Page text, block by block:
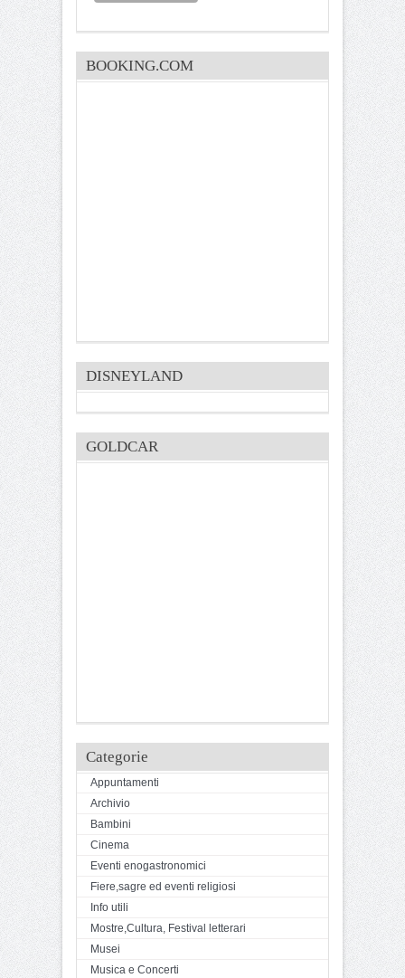
BOOKING.COM
DISNEYLAND
GOLDCAR
Categorie
Appuntamenti
Archivio
Bambini
Cinema
Eventi enogastronomici
Fiere,sagre ed eventi religiosi
Info utili
Mostre,Cultura, Festival letterari
Musei
Musica e Concerti